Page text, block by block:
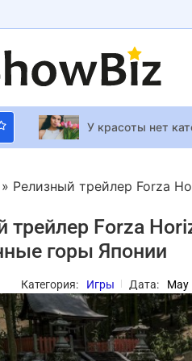
У красоты нет
Наталья Фалион
Новый год у
Красотка в
Гуляем по
MONATIK в
Карли Рэй
» Релизный трейлер Forza
трейлер Forza
горы Японии
Категория: Игры Дата: May